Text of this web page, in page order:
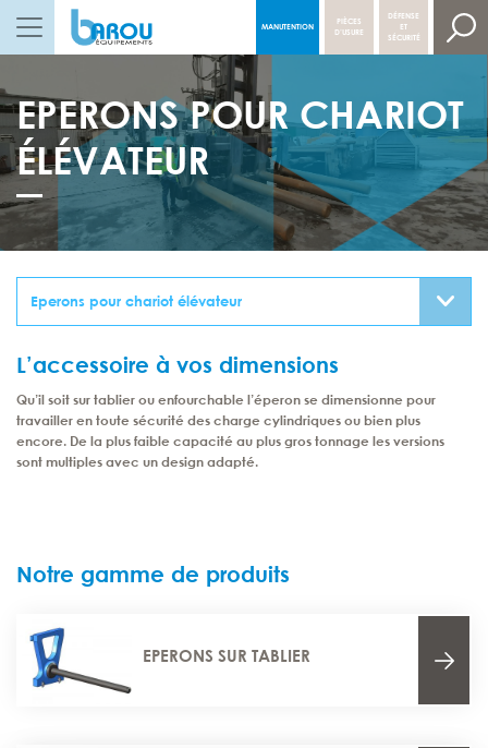
NAVIGATION PRINCIPALEMANUTENTION
PIÈCES
D’USURE
DÉFENSE
ET
SÉCURITÉ
EPERONS POUR CHARIOT
ÉLÉVATEUR
L’accessoire à vos dimensions
Qu’il soit sur tablier ou enfourchable l’éperon se dimensionne pour
travailler en toute sécurité des charge cylindriques ou bien plus
encore. De la plus faible capacité au plus gros tonnage les versions
sont multiples avec un design adapté.
Notre gamme de produits
EPERONS SUR TABLIER